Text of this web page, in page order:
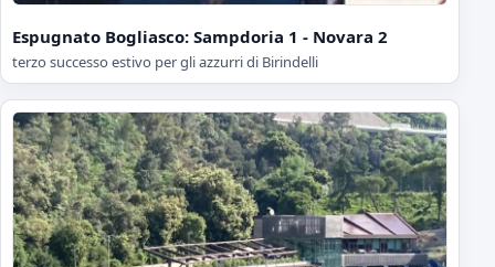
Espugnato Bogliasco: Sampdoria 1 - Novara 2
terzo successo estivo per gli azzurri di Birindelli